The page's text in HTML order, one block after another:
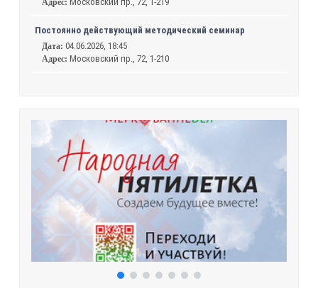
Адрес:
Постоянно действующий методический семинар
Дата:04.06.2026, 18:45
Адрес: Московский пр., 72, 1-210